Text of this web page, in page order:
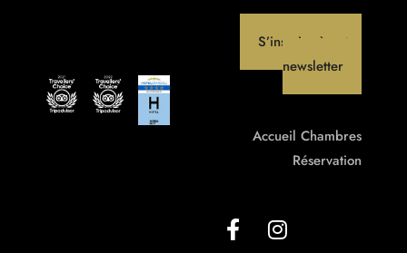
S’inscrire à notre
newsletter
Accueil Chambres
Réservation